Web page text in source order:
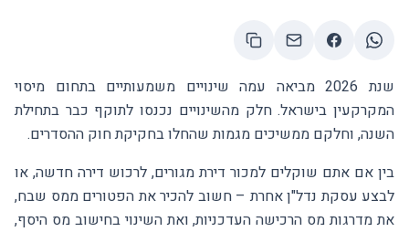
שנת 2026 מביאה עמה שינויים משמעותיים בתחום מיסוי
המקרקעין בישראל. חלק מהשינויים נכנסו לתוקף כבר בתחילת
השנה, וחלקם ממשיכים מגמות שהחלו בחקיקת חוק ההסדרים.
בין אם אתם שוקלים למכור דירת מגורים, לרכוש דירה חדשה, או
לבצע עסקת נדל"ן אחרת – חשוב להכיר את הפטורים ממס שבח,
את מדרגות מס הרכישה העדכניות, ואת השינוי בחישוב מס היסף,